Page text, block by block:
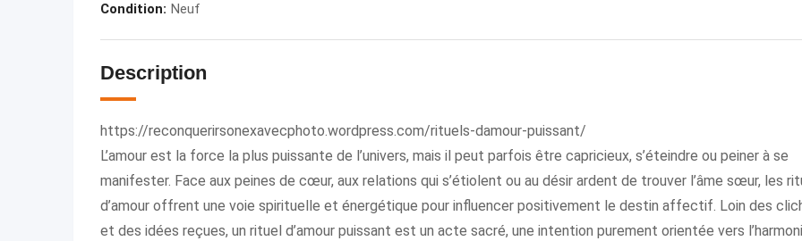
Condition: Neuf
Description
https://reconquerirsonexavecphoto.wordpress.com/rituels-damour-puissant/
L’amour est la force la plus puissante de l’univers, mais il peut parfois être capricieux, s’éteindre ou peiner à se
manifester. Face aux peines de cœur, aux relations qui s’étiolent ou au désir ardent de trouver l’âme sœur, les
d’amour offrent une voie spirituelle et énergétique pour influencer positivement le destin affectif. Loin des
et des idées reçues, un rituel d’amour puissant est un acte sacré, une intention purement orientée vers